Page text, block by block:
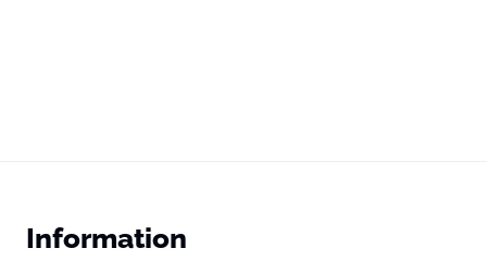
Information